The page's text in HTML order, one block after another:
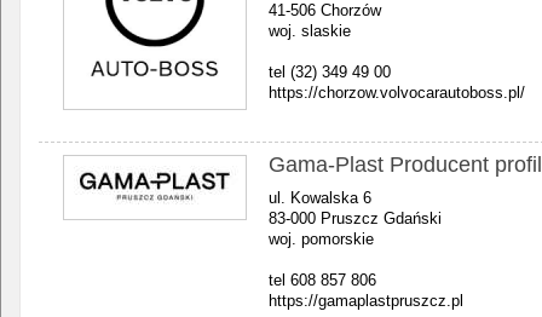
41-506 Chorzów
woj. slaskie
tel (32) 349 49 00
https://chorzow.volvocarautoboss.pl/
Gama-Plast Producent
ul. Kowalska 6
83-000 Pruszcz Gdański
woj. pomorskie
tel 608 857 806
https://gamaplastpruszcz.pl